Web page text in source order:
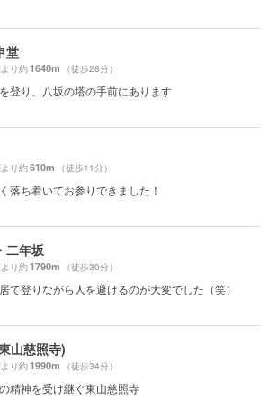
堂
り約1640m （徒歩28分）
登り、八坂の塔の手前にあります
り約610m （徒歩11分）
落ち着いてお参りできました！
二年坂
り約1790m （徒歩30分）
て登りながら人を避けるのが大変でした（笑）
山慈照寺)
り約1990m （徒歩34分）
精神を受け継ぐ東山慈照寺